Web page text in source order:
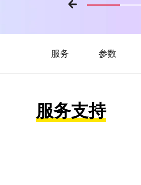
服务 参数
服务支持